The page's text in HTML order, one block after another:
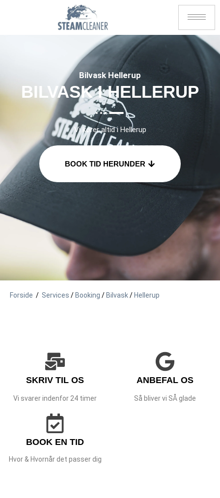
Bilvask Hellerup
BILVASK I HELLERUP
Vi kører altid i Hellerup
BOOK TID HERUNDER
Forside / Services / Booking / Bilvask/ Hellerup
SKRIV TIL OS
Vi svarer indenfor 24 timer
ANBEFAL OS
Så bliver vi SÅ glade
BOOK EN TID
Hvor & Hvornår det passer dig